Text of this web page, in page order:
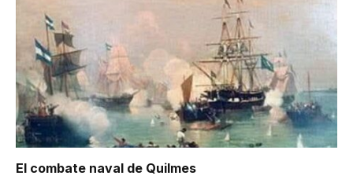
El combate naval de Quilmes